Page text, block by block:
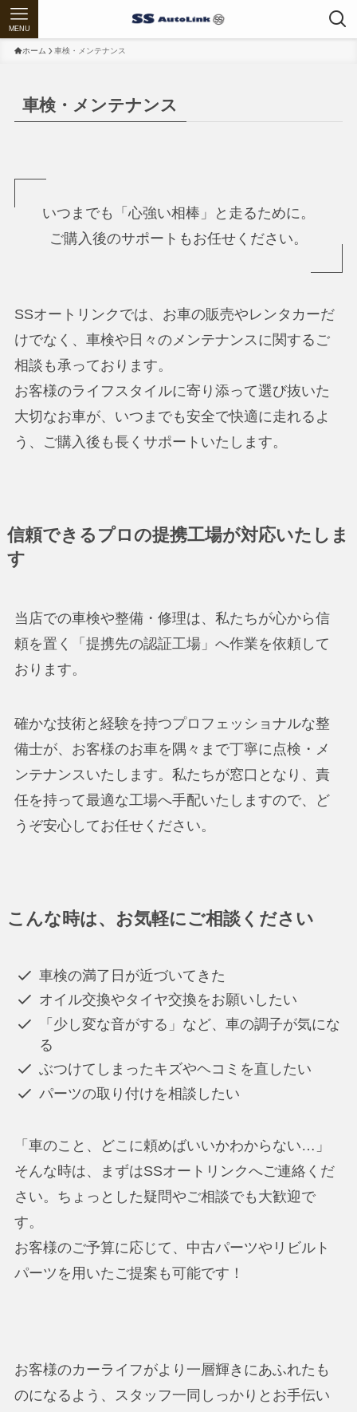
MENU
ホーム 車検・メンテナンス
車検・メンテナンス
いつまでも「心強い相棒」と走るために。
ご購入後のサポートもお任せください。
SSオートリンクでは、お車の販売やレンタカーだ
けでなく、車検や日々のメンテナンスに関するご
相談も承っております。
お客様のライフスタイルに寄り添って選び抜いた
大切なお車が、いつまでも安全で快適に走れるよ
う、ご購入後も長くサポートいたします。
信頼できるプロの提携工場が対応いたしま
す
当店での車検や整備・修理は、私たちが心から信
頼を置く「提携先の認証工場」へ作業を依頼して
おります。
確かな技術と経験を持つプロフェッショナルな整
備士が、お客様のお車を隅々まで丁寧に点検・メ
ンテナンスいたします。私たちが窓口となり、責
任を持って最適な工場へ手配いたしますので、ど
うぞ安心してお任せください。
こんな時は、お気軽にご相談ください
車検の満了日が近づいてきた
オイル交換やタイヤ交換をお願いしたい
「少し変な音がする」など、車の調子が気にな
る
ぶつけてしまったキズやヘコミを直したい
パーツの取り付けを相談したい
「車のこと、どこに頼めばいいかわからない…」
そんな時は、まずはSSオートリンクへご連絡くだ
さい。ちょっとした疑問やご相談でも大歓迎で
す。
お客様のご予算に応じて、中古パーツやリビルト
パーツを用いたご提案も可能です！
お客様のカーライフがより一層輝きにあふれたも
のになるよう、スタッフ一同しっかりとお手伝い